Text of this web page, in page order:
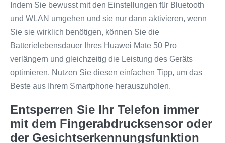
Indem Sie bewusst mit den Einstellungen für Bluetooth
und WLAN umgehen und sie nur dann aktivieren, wenn
Sie sie wirklich benötigen, können Sie die
Batterielebensdauer Ihres Huawei Mate 50 Pro
verlängern und gleichzeitig die Leistung des Geräts
optimieren. Nutzen Sie diesen einfachen Tipp, um das
Beste aus Ihrem Smartphone herauszuholen.
Entsperren Sie Ihr Telefon immer
mit dem Fingerabdrucksensor oder
der Gesichtserkennungsfunktion